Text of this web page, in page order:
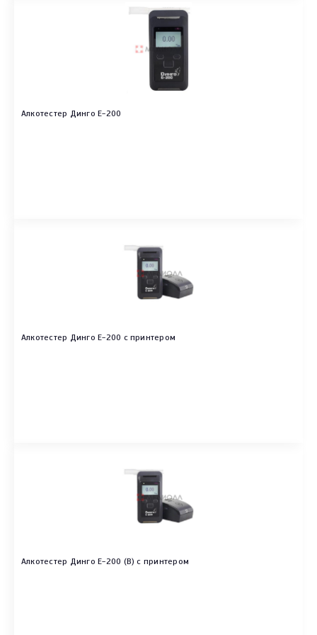
Алкотестер Динго Е-200
Алкотестер Динго Е-200 с принтером
Алкотестер Динго Е-200 (В) с принтером